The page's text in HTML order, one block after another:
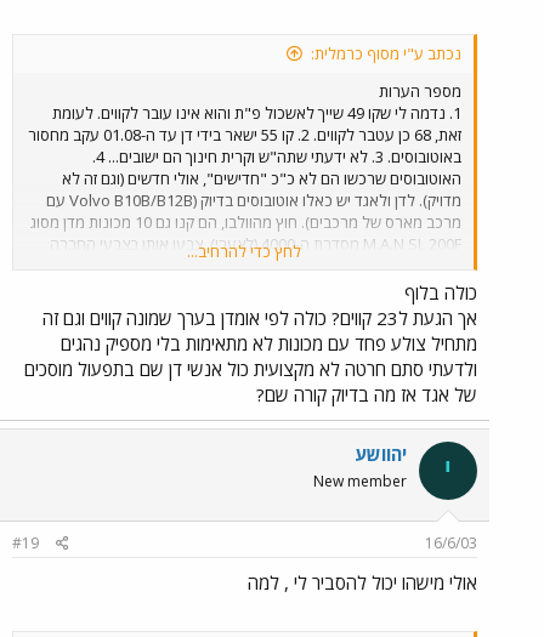
נכתב ע"י מסוף כרמלית:
מספר הערות
1. נדמה לי שקו 49 שייך לאשכול פ"ת והוא אינו עובר לקווים. לעומת
זאת, 68 כן עטבר לקווים. 2. קו 55 ישאר בידי דן עד ה-01.08 עקב מחסור
באוטובוסים. 3. לא ידעתי שתה"ש וקרית חינוך הם ישובים... 4.
האוטובוסים שרכשו הם לא כ"כ "חדישים", אולי חדשים (וגם זה לא
מדויק). לדן ולאגד יש כאלו אוטובוסים בדיוק (Volvo B10B/B12B עם
מרכב מארס של מרכבים). חוץ מהוולבו, הם קנו גם 10 מכונות מדן מסוג
M.A.N SL 200F מסדרת ה-4000 (לצערי), צבעו אותן בצבעי החברה
כבר "מפעיל התחבורה הציבורית השלישי בגודלו בארץ" על חשבון דן
כמובן.
לחץ כדי להרחיב...
כולה בלוף
אך הגעת ל23 קווים? כולה לפי אומדן בערך שמונה קווים וגם זה
מתחיל צולע פחד עם מכונות לא מתאימות בלי מספיק נהגים
ולדעתי סתם חרטה לא מקצועית כול אנשי דן שם בתפעול מוסכים
של אגד אז מה בדיוק קורה שם?
י יהוושע
New member
16/6/03
#19
אולי מישהו יכול להסביר לי , למה